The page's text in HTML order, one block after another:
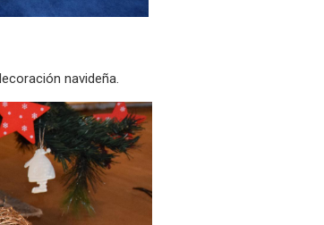
navideña.